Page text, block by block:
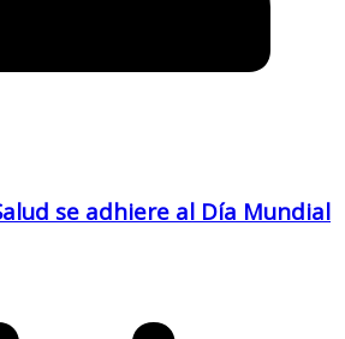
se adhiere al Día Mundial